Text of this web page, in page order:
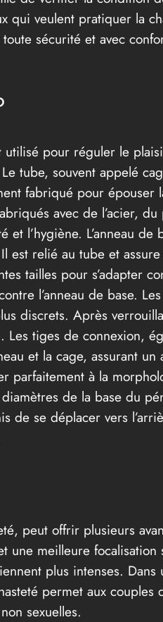
veulent pratiquer la
sécurité et avec
utilisé pour réguler le
tube, souvent appelé
fabriqué pour épouser
avec de l’acier,
l’hygiène. L’anneau de
est relié au tube et
tailles pour s’adapter
l’anneau de base.
discrets. Après
Les tiges de connexion,
et la cage, assurant
parfaitement à la
de la base du
de se déplacer vers
peut offrir plusieurs
une meilleure
plus intenses.
permet aux couples
sexuelles.